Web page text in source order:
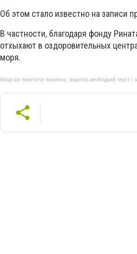
Об этом стало известно на записи
В частности, благодаря фонду
отхыхают в оздоровительных
моря.
Якщо ви помітили помилку, виділіть необхідний текст